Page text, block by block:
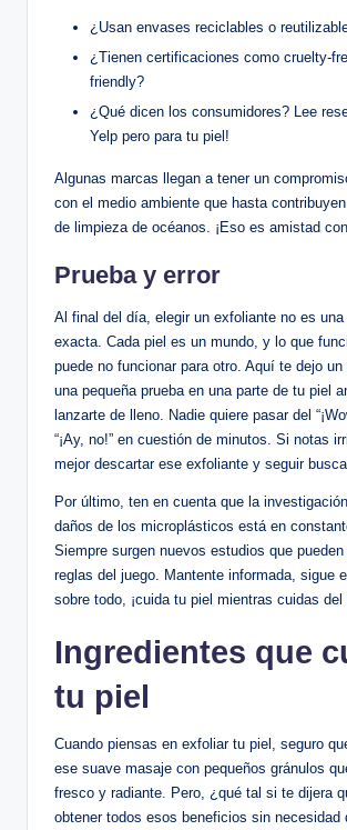
¿Usan envases reciclables o
¿Tienen certificaciones como cruelty-
friendly?
¿Qué dicen los consumidores? Lee
Yelp pero para tu piel!
Algunas marcas llegan a tener un
con el medio ambiente que hasta
de limpieza de océanos. ¡Eso es amistad
Prueba y error
Al final del día, elegir un exfoliante no es
exacta. Cada piel es un mundo, y lo que
puede no funcionar para otro. Aquí te dejo
una pequeña prueba en una parte de tu piel
lanzarte de lleno. Nadie quiere pasar del
“¡Ay, no!” en cuestión de minutos. Si notas
mejor descartar ese exfoliante y seguir
Por último, ten en cuenta que la
daños de los microplásticos está en
Siempre surgen nuevos estudios que
reglas del juego. Mantente informada, sigue
sobre todo, ¡cuida tu piel mientras cuidas del
Ingredientes que
tu piel
Cuando piensas en exfoliar tu piel, seguro
ese suave masaje con pequeños gránulos
fresco y radiante. Pero, ¿qué tal si te dijera
obtener todos esos beneficios sin necesidad